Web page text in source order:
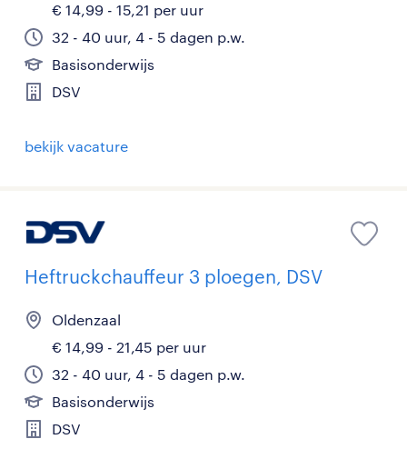
€ 14,99 - 15,21 per uur
32 - 40 uur, 4 - 5 dagen p.w.
Basisonderwijs
DSV
bekijk vacature
Heftruckchauffeur 3 ploegen, DSV
Oldenzaal
€ 14,99 - 21,45 per uur
32 - 40 uur, 4 - 5 dagen p.w.
Basisonderwijs
DSV